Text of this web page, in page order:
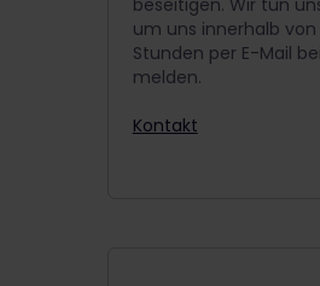
beseitigen. Wir tun
um uns innerhalb von
Stunden per E-Mail
melden.
Kontakt